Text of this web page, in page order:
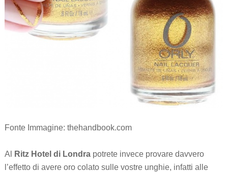
Fonte Immagine: thehandbook.com
Al Ritz Hotel di Londrapotrete invece provare davvero
l’effetto di avere oro colato sulle vostre unghie, infatti alle